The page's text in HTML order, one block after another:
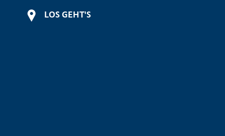
LOS GEHT'S